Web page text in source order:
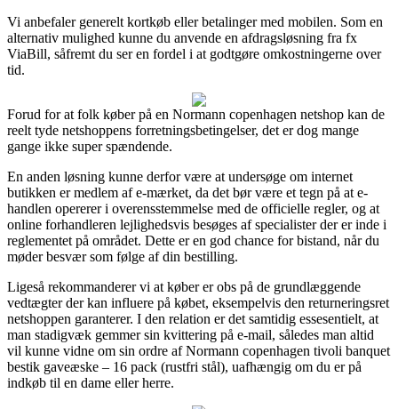
Vi anbefaler generelt kortkøb eller betalinger med mobilen. Som en
alternativ mulighed kunne du anvende en afdragsløsning fra fx
ViaBill, såfremt du ser en fordel i at godtgøre omkostningerne over
tid.
Forud for at folk køber på en Normann copenhagen netshop kan de
reelt tyde netshoppens forretningsbetingelser, det er dog mange
gange ikke super spændende.
En anden løsning kunne derfor være at undersøge om internet
butikken er medlem af e-mærket, da det bør være et tegn på at e-
handlen opererer i overensstemmelse med de officielle regler, og at
online forhandleren lejlighedsvis besøges af specialister der er inde i
reglementet på området. Dette er en god chance for bistand, når du
møder besvær som følge af din bestilling.
Ligeså rekommanderer vi at køber er obs på de grundlæggende
vedtægter der kan influere på købet, eksempelvis den returneringsret
netshoppen garanterer. I den relation er det samtidig essesentielt, at
man stadigvæk gemmer sin kvittering på e-mail, således man altid
vil kunne vidne om sin ordre af Normann copenhagen tivoli banquet
bestik gaveæske – 16 pack (rustfri stål), uafhængig om du er på
indkøb til en dame eller herre.